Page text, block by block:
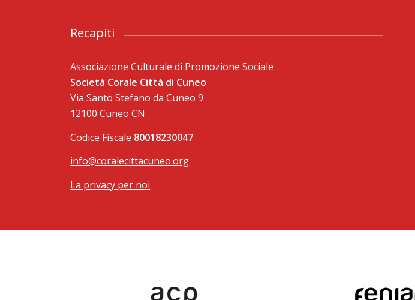
Recapiti
Associazione Culturale di Promozione Sociale
Società Corale Città di Cuneo
Via Santo Stefano da Cuneo 9
12100 Cuneo CN
Codice Fiscale 80018230047
info@coralecittacuneo.org
La privacy per noi